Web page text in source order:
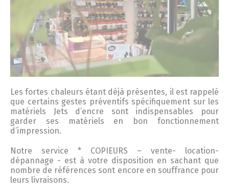
Les fortes chaleurs étant déjà présentes, il est rappelé
que certains gestes préventifs spécifiquement sur les
matériels Jets d’encre sont indispensables pour
garder ses matériels en bon fonctionnement
d’impression.
Notre service * COPIEURS – vente- location-
dépannage - est à votre disposition en sachant que
nombre de références sont encore en souffrance pour
leurs livraisons.